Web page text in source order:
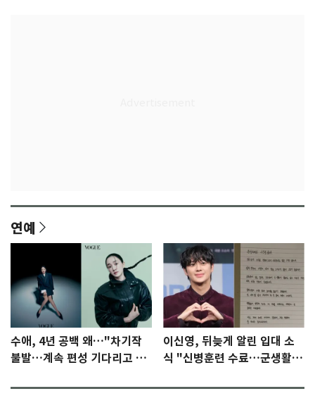
연예
수애, 4년 공백 왜…"차기작
불발…계속 편성 기다리고 있
이신영, 뒤늦게 알린 입대 소
식 "신병훈련 수료…군생활